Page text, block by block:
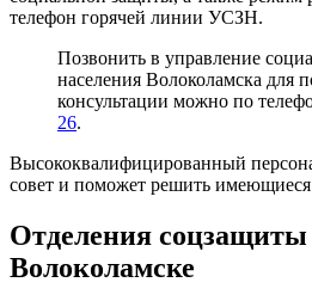
телефон горячей линии УСЗН.
Позвонить в управление
населения Волоколамска для
консультации можно по
26.
Высококвалифицированный
совет и поможет решить
Отделения соцзащиты
Волоколамске